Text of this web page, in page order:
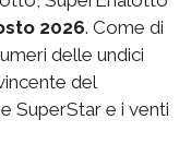
2026. Come di
delle undici
del
SuperStar e i venti